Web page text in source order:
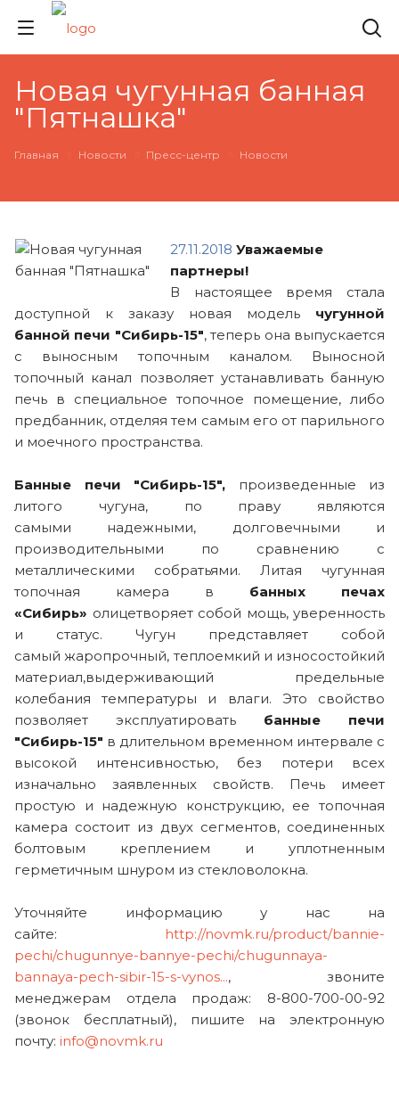
Новая чугунная банная
"Пятнашка"
Главная Новости Пресс-центр Новости
27.11.2018 Уважаемые
партнеры!
В настоящее время стала
доступной к заказу новая модель чугунной
банной печи "Сибирь-15", теперь она выпускается
с выносным топочным каналом. Выносной
топочный канал позволяет устанавливать банную
печь в специальное топочное помещение, либо
предбанник, отделяя тем самым его от парильного
и моечного пространства.
Банные печи "Сибирь-15", произведенные из
литого чугуна, по праву являются
самыми надежными, долговечными и
производительными по сравнению с
металлическими собратьями. Литая чугунная
топочная камера в банных печах
«Сибирь» олицетворяет собой мощь, уверенность
и статус. Чугун представляет собой
самый жаропрочный, теплоемкий и износостойкий
материал,выдерживающий предельные
колебания температуры и влаги. Это свойство
позволяет эксплуатировать банные печи
"Сибирь-15" в длительном временном интервале с
высокой интенсивностью, без потери всех
изначально заявленных свойств. Печь имеет
простую и надежную конструкцию, ее топочная
камера состоит из двух сегментов, соединенных
болтовым креплением и уплотненным
герметичным шнуром из стекловолокна.
Уточняйте информацию у нас на
сайте: http://novmk.ru/product/bannie-
pechi/chugunnye-bannye-pechi/chugunnaya-
bannaya-pech-sibir-15-s-vynos..., звоните
менеджерам отдела продаж: 8-800-700-00-92
(звонок бесплатный), пишите на электронную
почту: info@novmk.ru